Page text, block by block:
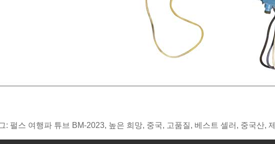
: 펄스 여행파 튜브 BM-2023, 높은 희망, 중국, 고품질, 베스트 셀러, 중국산,